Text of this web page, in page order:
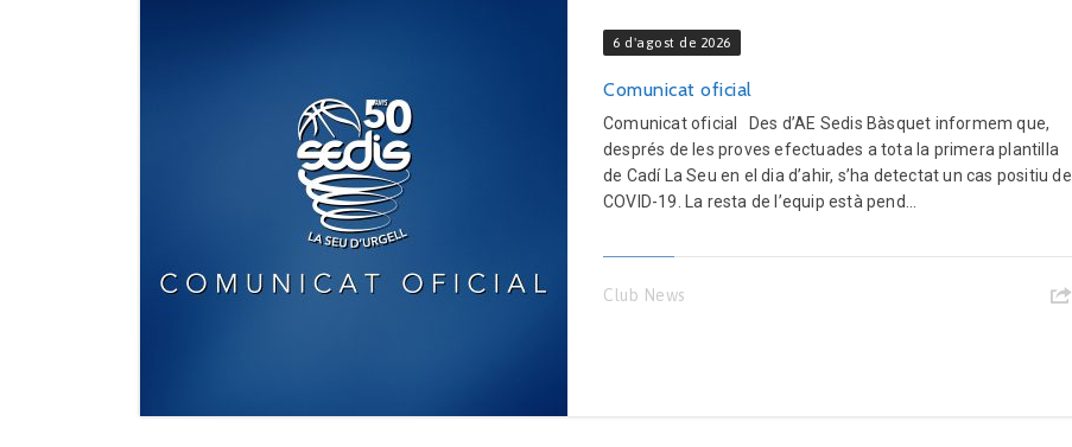
6 d'agost de 2026
Comunicat oficial
Comunicat oficial Des d’AE Sedis Bàsquet informem que,
després de les proves efectuades a tota la primera plantilla
de Cadí La Seu en el dia d’ahir, s’ha detectat un cas positiu de
COVID-19. La resta de l’equip està pend...
Club News